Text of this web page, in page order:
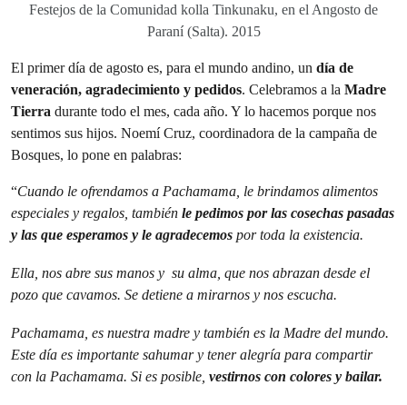
Festejos de la Comunidad kolla Tinkunaku, en el Angosto de
Paraní (Salta). 2015
El primer día de agosto es, para el mundo andino, un día de
veneración, agradecimiento y pedidos. Celebramos a la Madre
Tierra durante todo el mes, cada año. Y lo hacemos porque nos
sentimos sus hijos. Noemí Cruz, coordinadora de la campaña de
Bosques, lo pone en palabras:
“Cuando le ofrendamos a Pachamama, le brindamos alimentos
especiales y regalos, también le pedimos por las cosechas pasadas
y las que esperamos y le agradecemos por toda la existencia.
Ella, nos abre sus manos y su alma, que nos abrazan desde el
pozo que cavamos. Se detiene a mirarnos y nos escucha.
Pachamama, es nuestra madre y también es la Madre del mundo.
Este día es importante sahumar y tener alegría para compartir
con la Pachamama. Si es posible, vestirnos con colores y bailar.